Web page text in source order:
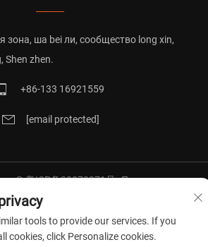
зона, ша bei ли, сообщество long xin,
Shen zhen.
+86-133 16921559
[email protected]
© 粤ICP备20072271号 Политика
tools to provide our services. If you
cookies, click Personalize cookies.